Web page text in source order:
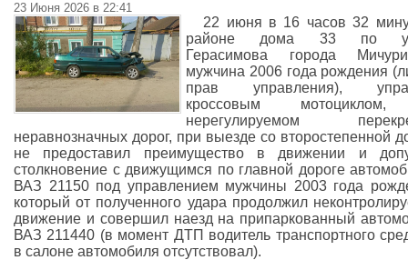
23 Июня 2026 в 22:41
22 июня в 16 часов 32
районе дома 33 по
Герасимова города
мужчина 2006 года рождения
прав управления),
кроссовым
нерегулируемом
неравнозначных дорог, при выезде со второстепенной
не предоставил преимущество в движении и
столкновение с движущимся по главной дороге
ВАЗ 21150 под управлением мужчины 2003 года
который от полученного удара продолжил
движение и совершил наезд на припаркованный
ВАЗ 211440 (в момент ДТП водитель транспортного
в салоне автомобиля отсутствовал).